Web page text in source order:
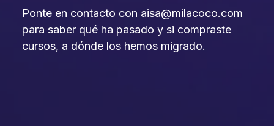
Ponte en contacto con aisa@milacoco.com
para saber qué ha pasado y si compraste
cursos, a dónde los hemos migrado.